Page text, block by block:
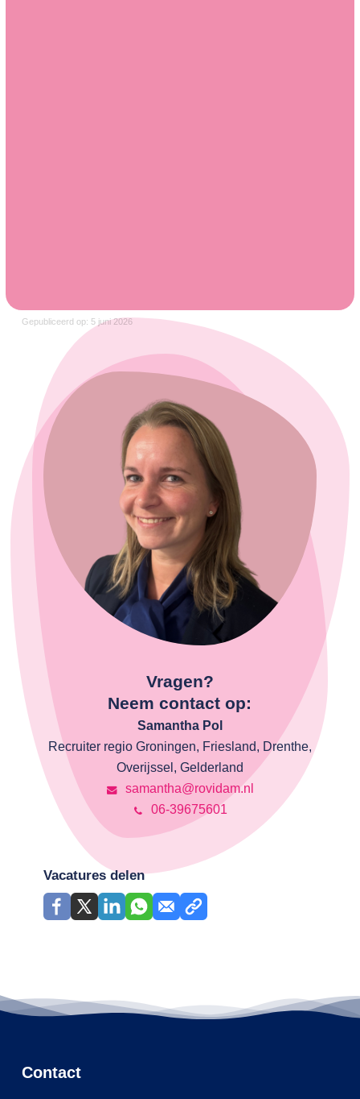
Gepubliceerd op: 5 juni 2026
Vragen?
Neem contact op:
Samantha Pol
Recruiter regio Groningen, Friesland, Drenthe,
Overijssel, Gelderland
samantha@rovidam.nl
06-39675601
Vacatures delen
Contact